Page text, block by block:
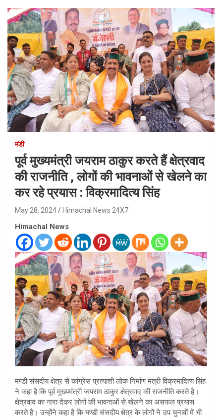
मंडी
पूर्व मुख्यमंत्री जयराम ठाकुर करते हैं क्षेत्रवाद
की राजनीति , लोगों की भावनाओं से खेलने का
कर रहे प्रयास : विक्रमादित्य सिंह
May 28, 2024 Himachal News 24X7
Himachal News
मण्डी संसदीय क्षेत्र से कांग्रेस प्रत्याशी लोक निर्माण मंत्री विक्रमादित्य सिंह
ने कहा है कि पूर्व मुख्यमंत्री जयराम ठाकुर क्षेत्रवाद की राजनीति करते है।
क्षेत्रवाद का नारा देकर लोगों की भावनाओं से खेलने का असफल प्रयास
करते है। उन्होंने कहा है कि मण्डी संसदीय क्षेत्र के लोगों ने उप चुनावों में भी